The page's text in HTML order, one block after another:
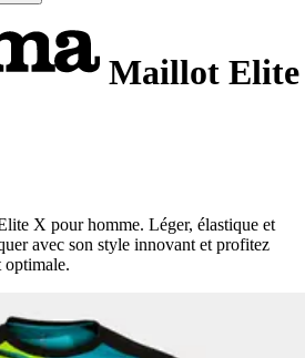
Maillot Elite
X pour homme. Léger, élastique et
avec son style innovant et profitez
optimale.